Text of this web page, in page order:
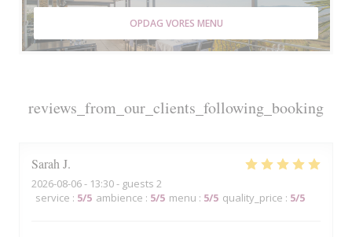
reviews_from_our_clients_following_booking
Sarah J
2026-08-06- 13:30 - guests 2
service : 5/5 ambience : 5/5 menu : 5/5 quality_price : 5/5
OPDAG VORES MENU